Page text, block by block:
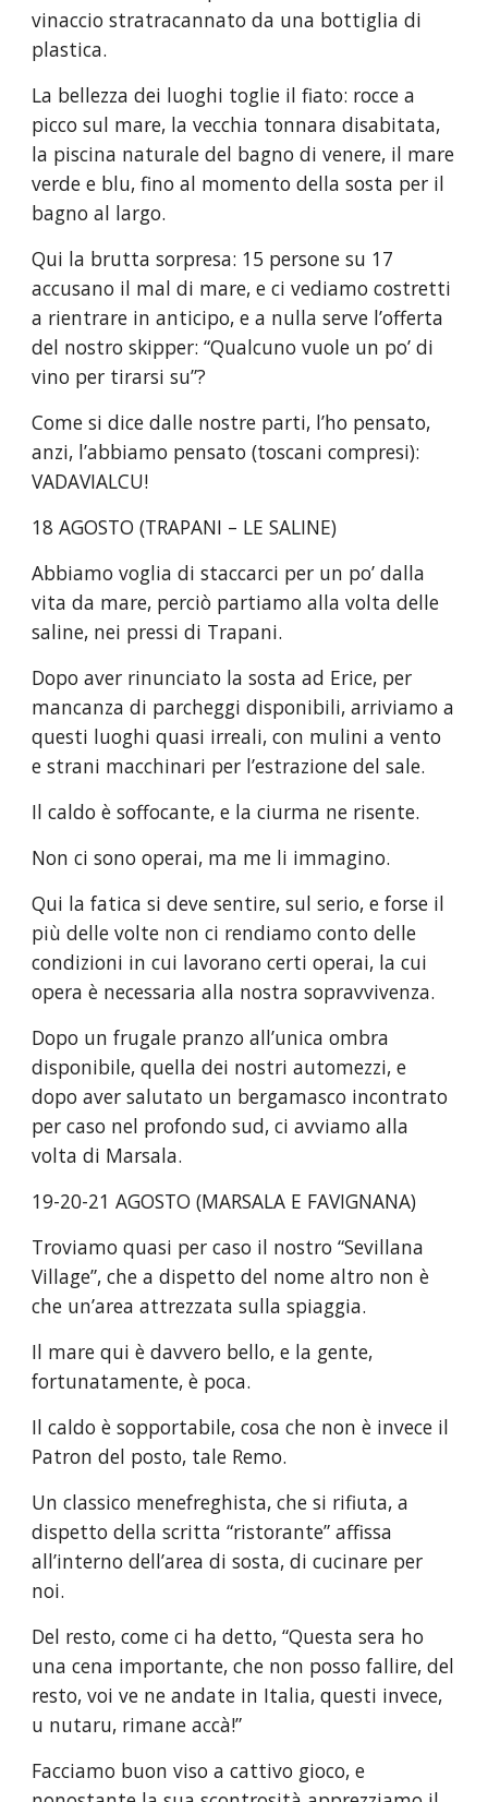
vinaccio stratracannato da una bottiglia di
plastica.
La bellezza dei luoghi toglie il fiato: rocce a
picco sul mare, la vecchia tonnara disabitata,
la piscina naturale del bagno di venere, il mare
verde e blu, fino al momento della sosta per il
bagno al largo.
Qui la brutta sorpresa: 15 persone su 17
accusano il mal di mare, e ci vediamo costretti
a rientrare in anticipo, e a nulla serve l’offerta
del nostro skipper: “Qualcuno vuole un po’ di
vino per tirarsi su”?
Come si dice dalle nostre parti, l’ho pensato,
anzi, l’abbiamo pensato (toscani compresi):
VADAVIALCU!
18 AGOSTO (TRAPANI – LE SALINE)
Abbiamo voglia di staccarci per un po’ dalla
vita da mare, perciò partiamo alla volta delle
saline, nei pressi di Trapani.
Dopo aver rinunciato la sosta ad Erice, per
mancanza di parcheggi disponibili, arriviamo a
questi luoghi quasi irreali, con mulini a vento
e strani macchinari per l’estrazione del sale.
Il caldo è soffocante, e la ciurma ne risente.
Non ci sono operai, ma me li immagino.
Qui la fatica si deve sentire, sul serio, e forse il
più delle volte non ci rendiamo conto delle
condizioni in cui lavorano certi operai, la cui
opera è necessaria alla nostra sopravvivenza.
Dopo un frugale pranzo all’unica ombra
disponibile, quella dei nostri automezzi, e
dopo aver salutato un bergamasco incontrato
per caso nel profondo sud, ci avviamo alla
volta di Marsala.
19-20-21 AGOSTO (MARSALA E FAVIGNANA)
Troviamo quasi per caso il nostro “Sevillana
Village”, che a dispetto del nome altro non è
che un’area attrezzata sulla spiaggia.
Il mare qui è davvero bello, e la gente,
fortunatamente, è poca.
Il caldo è sopportabile, cosa che non è invece il
Patron del posto, tale Remo.
Un classico menefreghista, che si rifiuta, a
dispetto della scritta “ristorante” affissa
all’interno dell’area di sosta, di cucinare per
noi.
Del resto, come ci ha detto, “Questa sera ho
una cena importante, che non posso fallire, del
resto, voi ve ne andate in Italia, questi invece,
u nutaru, rimane accà!”
Facciamo buon viso a cattivo gioco, e